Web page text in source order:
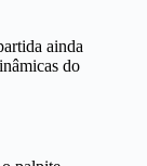
ainda
do